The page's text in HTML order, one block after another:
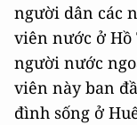
người dân các
viên nước ở Hồ
người nước
viên này ban
đình sống ở